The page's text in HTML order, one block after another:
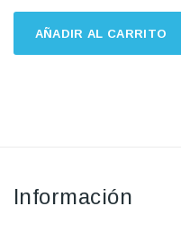
AÑADIR AL CARRITO
Información